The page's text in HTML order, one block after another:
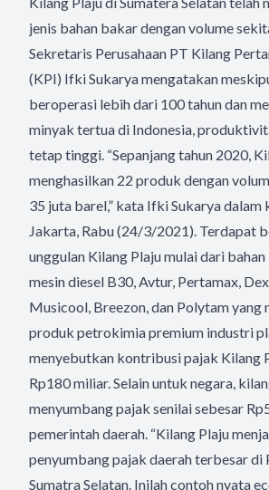
jenis bahan bakar dengan volume
Sekretaris Perusahaan PT Kilang
(KPI) Ifki Sukarya mengatakan
beroperasi lebih dari 100 tahun dan
minyak tertua di Indonesia,
tetap tinggi. “Sepanjang tahun 2020,
menghasilkan 22 produk dengan
35 juta barel,” kata Ifki Sukarya dalam
Jakarta, Rabu (24/3/2021). Terdapat
unggulan Kilang Plaju mulai dari
mesin diesel B30, Avtur, Pertamax,
Musicool, Breezon, dan Polytam yang
produk petrokimia premium industri
menyebutkan kontribusi pajak Kilang
Rp180 miliar. Selain untuk negara,
menyumbang pajak senilai sebesar
pemerintah daerah. “Kilang Plaju
penyumbang pajak daerah terbesar di
Sumatra Selatan. Inilah contoh nyata